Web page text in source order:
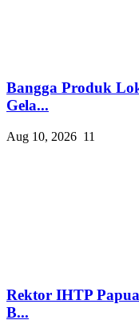
Bangga Produk
Gela...
Aug 10, 2026 11
Rektor IHTP
B...